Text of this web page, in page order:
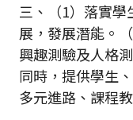
三、（1）落實
展，發展潛能。
興趣測驗及人格
同時，提供學生
多元進路、課程